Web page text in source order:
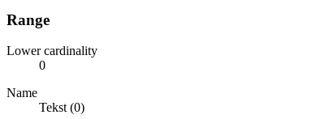
Range
Lower cardinality
0
Name
Tekst (0)